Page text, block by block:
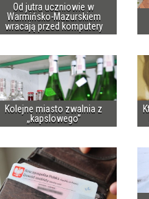
Od jutra uczniowie w
Warmińsko-Mazurskiem
wracają przed komputery
Kolejne miasto zwalnia z
„kapslowego”